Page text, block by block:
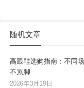
随机文章
高跟鞋选购指南：不同
不累脚
2026年3月19日